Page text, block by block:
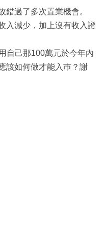
錯過了多次置業機會。
入減少，加上沒有收入證
自己那100萬元於今年內
該如何做才能入巿？謝